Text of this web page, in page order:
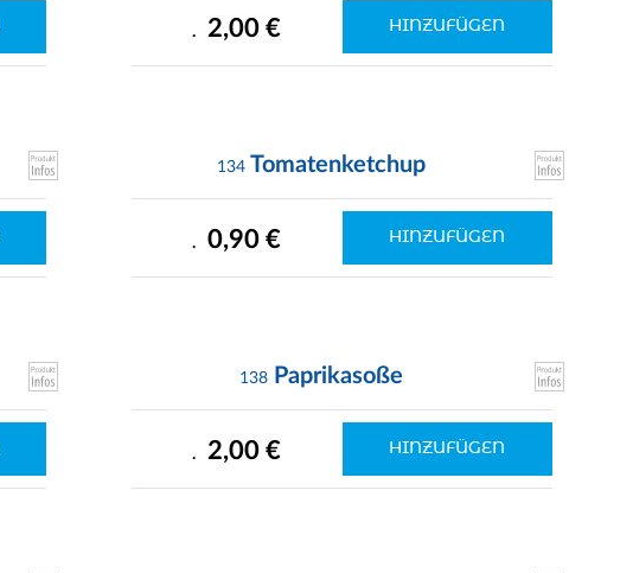
. 2,00 € HINZUFÜGEN
134 Tomatenketchup
. 0,90 € HINZUFÜGEN
138 Paprikasoße
. 2,00 € HINZUFÜGEN